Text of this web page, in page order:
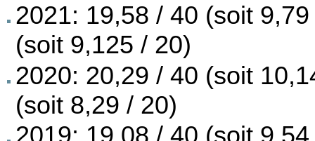
2021: 19,58 / 40 (soit
(soit 9,125 / 20)
2020: 20,29 / 40 (soit
(soit 8,29 / 20)